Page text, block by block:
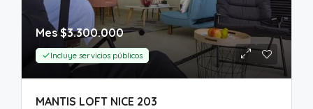
Mes$3.300.000
Incluye servicios públicos
MANTIS LOFT NICE 203